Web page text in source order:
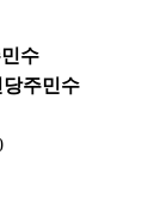
수
당주민수